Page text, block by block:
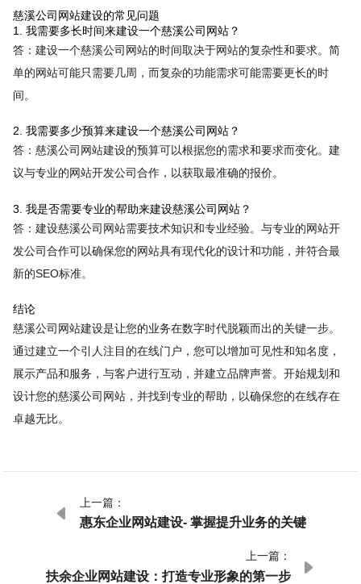
慈溪公司网站建设的常见问题
1. 我需要多长时间来建设一个慈溪公司网站？
答：建设一个慈溪公司网站的时间取决于网站的复杂性和要求。简
单的网站可能只需要几周，而复杂的功能需求可能需要更长的时
间。
2. 我需要多少预算来建设一个慈溪公司网站？
答：慈溪公司网站建设的预算可以根据您的需求和要求而变化。建
议与专业的网站开发公司合作，以获取最准确的报价。
3. 我是否需要专业的帮助来建设慈溪公司网站？
答：建设慈溪公司网站需要技术知识和专业经验。与专业的网站开
发公司合作可以确保您的网站具有现代化的设计和功能，并符合最
新的SEO标准。
结论
慈溪公司网站建设是让您的业务在数字时代脱颖而出的关键一步。
通过建立一个引人注目的在线门户，您可以增加可见性和知名度，
展示产品和服务，与客户进行互动，并建立品牌声誉。开始规划和
设计您的慈溪公司网站，并找到专业的帮助，以确保您的在线存在
卓越无比。

上一篇：
惠东企业网站建设- 掌握提升业务的关键
上一篇：
扶余企业网站建设：打造专业形象的第一步
